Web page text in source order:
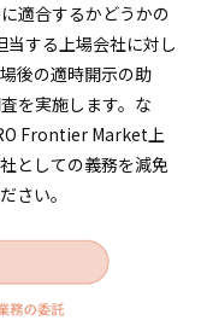
適合するかどうかの
する上場会社に対し
後の適時開示の助
を実施します。な
Frontier Market上
としての義務を減免
さい。